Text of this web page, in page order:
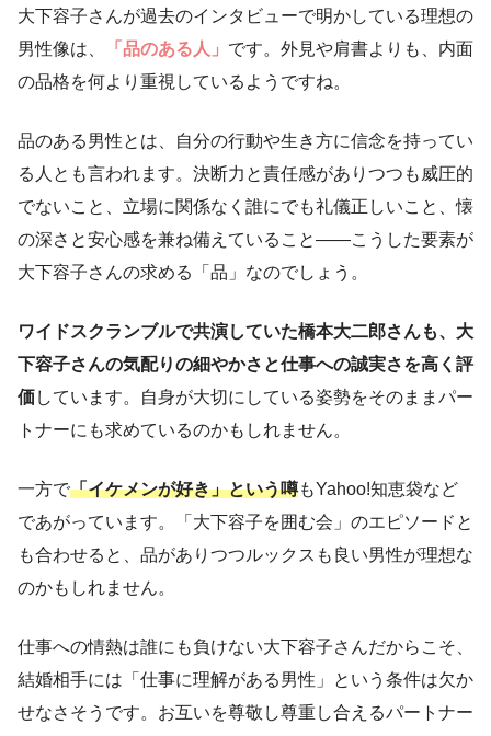
大下容子さんが過去のインタビューで明かしている理想の
男性像は、
「品のある人」 です。外見や肩書よりも、内面
の品格を何より重視しているようですね。
品のある男性とは、自分の行動や生き方に信念を持ってい
る人とも言われます。決断力と責任感がありつつも威圧的
でないこと、立場に関係なく誰にでも礼儀正しいこと、懐
の深さと安心感を兼ね備えていること――こうした要素が
大下容子さんの求める「品」なのでしょう。
ワイドスクランブルで共演していた橋本大二郎さんも、大
下容子さんの気配りの細やかさと仕事への誠実さを高く評
価しています。自身が大切にしている姿勢をそのままパー
トナーにも求めているのかもしれません。
一方で「イケメンが好き」という噂もYahoo!知恵袋など
であがっています。「大下容子を囲む会」のエピソードと
も合わせると、品がありつつルックスも良い男性が理想な
のかもしれません。
仕事への情熱は誰にも負けない大下容子さんだからこそ、
結婚相手には「仕事に理解がある男性」という条件は欠か
せなさそうです。お互いを尊敬し尊重し合えるパートナー